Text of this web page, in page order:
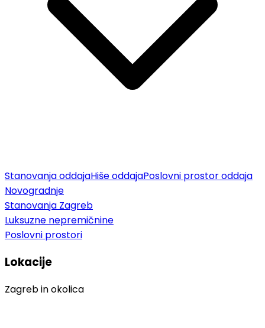
Stanovanja oddajaHiše oddajaPoslovni prostor oddaja
Novogradnje
Stanovanja Zagreb
Luksuzne nepremičnine
Poslovni prostori
Lokacije
Zagreb in okolica